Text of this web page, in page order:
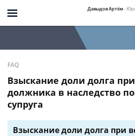
Давыдов Артём-
FAQ
Взыскание доли долга
должника в наследство
супруга
Взыскание доли долга при